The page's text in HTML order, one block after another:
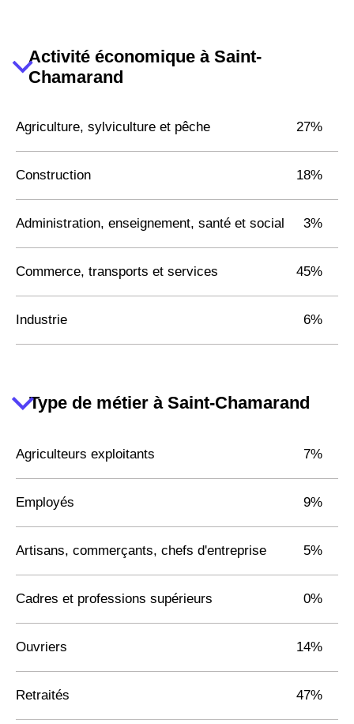
Activité économique à Saint-
Chamarand
Agriculture, sylviculture et pêche 27%
Construction 18%
Administration, enseignement, santé et social 3%
Commerce, transports et services 45%
Industrie 6%
Type de métier à Saint-Chamarand
Agriculteurs exploitants 7%
Employés 9%
Artisans, commerçants, chefs d'entreprise 5%
Cadres et professions supérieurs 0%
Ouvriers 14%
Retraités 47%